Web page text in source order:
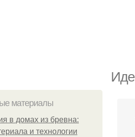
материалы
в домах из бревна:
и технологии